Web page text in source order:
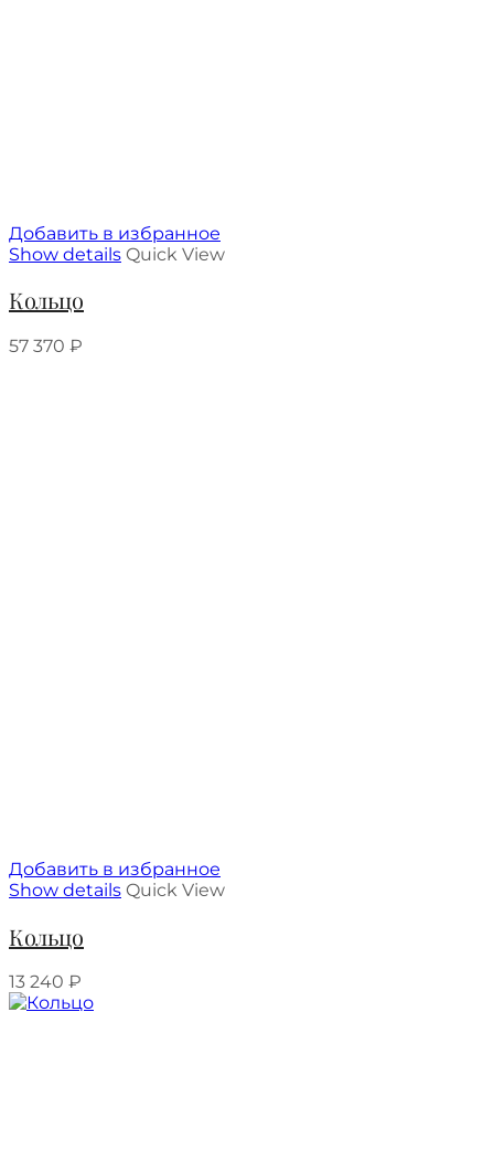
Добавить в избранное
Show details Quick View
Кольцо
57 370 ₽
Добавить в избранное
Show details Quick View
Кольцо
13 240 ₽